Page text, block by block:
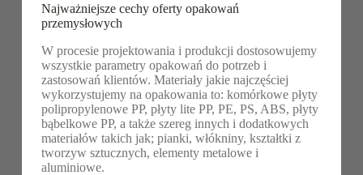
Najważniejsze cechy oferty opakowań
przemysłowych
W procesie projektowania i produkcji dostosowujemy
wszystkie parametry opakowań do potrzeb i
zastosowań klientów. Materiały jakie najczęściej
wykorzystujemy na opakowania to: komórkowe płyty
polipropylenowe PP, płyty lite PP, PE, PS, ABS, płyty
bąbelkowe PP, a także szereg innych i dodatkowych
materiałów takich jak; pianki, włókniny, kształtki z
tworzyw sztucznych, elementy metalowe i
aluminiowe.